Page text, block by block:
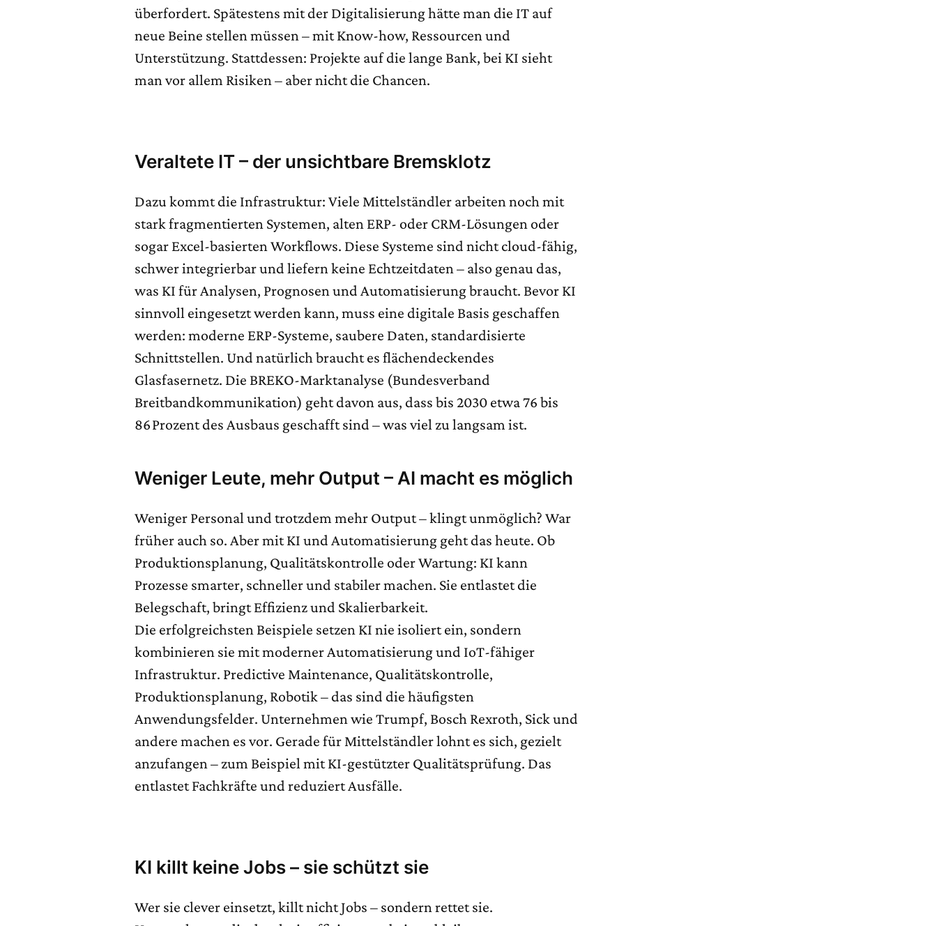
überfordert. Spätestens mit der Digitalisierung hätte man die IT auf
neue Beine stellen müssen – mit Know-how, Ressourcen und
Unterstützung. Stattdessen: Projekte auf die lange Bank, bei KI sieht
man vor allem Risiken – aber nicht die Chancen.
Veraltete IT – der unsichtbare Bremsklotz
Dazu kommt die Infrastruktur: Viele Mittelständler arbeiten noch mit
stark fragmentierten Systemen, alten ERP- oder CRM-Lösungen oder
sogar Excel-basierten Workflows. Diese Systeme sind nicht cloud-fähig,
schwer integrierbar und liefern keine Echtzeitdaten – also genau das,
was KI für Analysen, Prognosen und Automatisierung braucht. Bevor KI
sinnvoll eingesetzt werden kann, muss eine digitale Basis geschaffen
werden: moderne ERP-Systeme, saubere Daten, standardisierte
Schnittstellen. Und natürlich braucht es flächendeckendes
Glasfasernetz. Die BREKO-Marktanalyse (Bundesverband
Breitbandkommunikation) geht davon aus, dass bis 2030 etwa 76 bis
86 Prozent des Ausbaus geschafft sind – was viel zu langsam ist.
Weniger Leute, mehr Output – AI macht es möglich
Weniger Personal und trotzdem mehr Output – klingt unmöglich? War
früher auch so. Aber mit KI und Automatisierung geht das heute. Ob
Produktionsplanung, Qualitätskontrolle oder Wartung: KI kann
Prozesse smarter, schneller und stabiler machen. Sie entlastet die
Belegschaft, bringt Effizienz und Skalierbarkeit.
Die erfolgreichsten Beispiele setzen KI nie isoliert ein, sondern
kombinieren sie mit moderner Automatisierung und IoT-fähiger
Infrastruktur. Predictive Maintenance, Qualitätskontrolle,
Produktionsplanung, Robotik – das sind die häufigsten
Anwendungsfelder. Unternehmen wie Trumpf, Bosch Rexroth, Sick und
andere machen es vor. Gerade für Mittelständler lohnt es sich, gezielt
anzufangen – zum Beispiel mit KI-gestützter Qualitätsprüfung. Das
entlastet Fachkräfte und reduziert Ausfälle.
KI killt keine Jobs – sie schützt sie
Wer sie clever einsetzt, killt nicht Jobs – sondern rettet sie.